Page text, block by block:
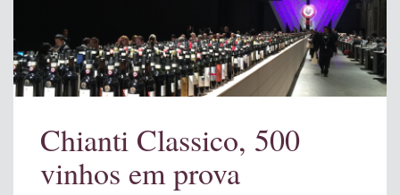
Chianti Classico, 500
vinhos em prova